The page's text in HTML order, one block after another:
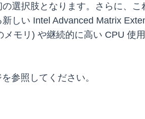
選択肢となります。さらに、
しい Intel Advanced Matrix
モリ) や継続的に高い CPU 使
参照してください。